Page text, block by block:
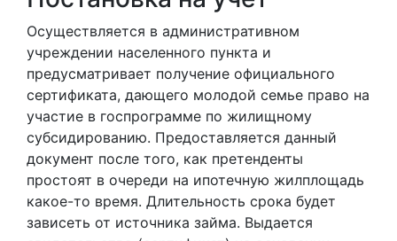
Осуществляется в административном
учреждении населенного пункта и
предусматривает получение официального
сертификата, дающего молодой семье право на
участие в госпрограмме по жилищному
субсидированию. Предоставляется данный
документ после того, как претенденты
простоят в очереди на ипотечную жилплощадь
какое-то время. Длительность срока будет
зависеть от источника займа. Выдается